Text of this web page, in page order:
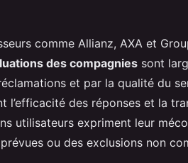
comme Allianz, AXA et
des compagnies sont
et par la qualité du
l’efficacité des réponses et la
utilisateurs expriment leur
ou des exclusions non